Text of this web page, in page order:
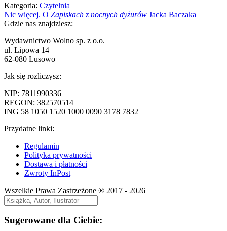
Kategoria: Czytelnia
Nawigacja
wpisu
Poprzedni
wpis:
Nic więcej. O Zapiskach z nocnych dyżurów Jacka Baczaka
Gdzie nas znajdziesz:
Wydawnictwo Wolno sp. z o.o.
ul. Lipowa 14
62-080 Lusowo
Jak się rozliczysz:
NIP: 7811990336
REGON: 382570514
ING 58 1050 1520 1000 0090 3178 7832
Przydatne linki:
Regulamin
Polityka prywatności
Dostawa i płatności
Zwroty InPost
Wszelkie Prawa Zastrzeżone ® 2017 - 2026
Sugerowane dla Ciebie: